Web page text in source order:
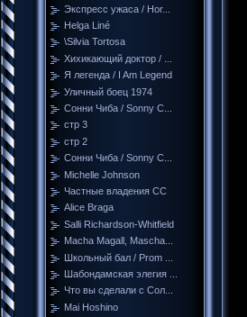
Экспресс ужаса / Hor...
Helga Liné
\Silvia Tortosa
Хихикающий доктор / ...
Я легенда / I Am Legend
Уличный боец 1974
Сонни Чиба / Sonny C...
стр 3
стр 2
Сонни Чиба / Sonny C...
Michelle Johnson
Частные владения СС
Alice Braga
Salli Richardson-Whitfield
Macha Magall, Mascha...
Школьный бал / Prom ...
Шабондамская элегия ...
Что вы сделали с Сол...
Mai Hoshino